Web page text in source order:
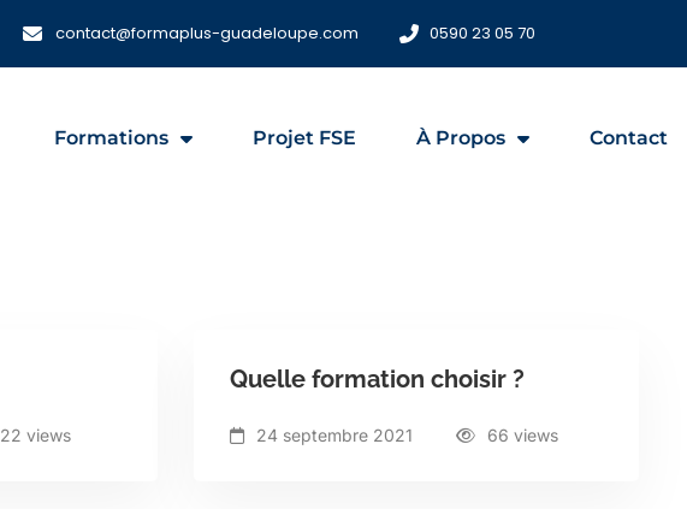
contact@formaplus-guadeloupe.com 0590 23 05 70
Formations Projet FSE À Propos Contact
22 views
Quelle formation choisir ?
24 septembre 2021 66 views